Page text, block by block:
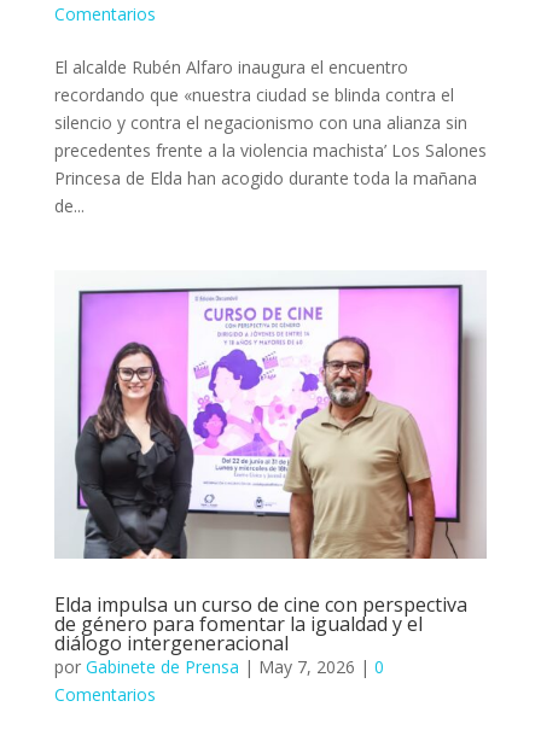
Comentarios
El alcalde Rubén Alfaro inaugura el encuentro
recordando que «nuestra ciudad se blinda contra el
silencio y contra el negacionismo con una alianza sin
precedentes frente a la violencia machista’ Los Salones
Princesa de Elda han acogido durante toda la mañana
de...
Elda impulsa un curso de cine con perspectiva
de género para fomentar la igualdad y el
diálogo intergeneracional
por Gabinete de Prensa | May 7, 2026 | 0
Comentarios